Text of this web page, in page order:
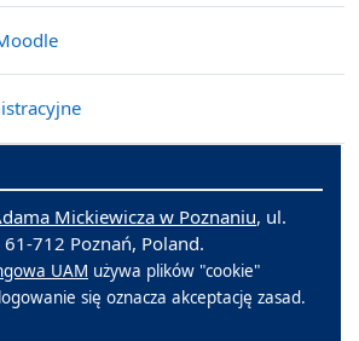
Mickiewicza w Poznaniu, ul.
712 Poznań, Poland.
UAM używa plików "cookie"
się oznacza akceptację zasad.